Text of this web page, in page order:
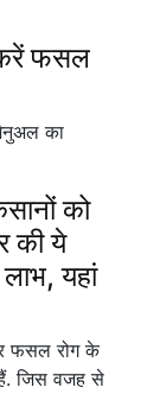
फसल
का
को
की ये
यहां
फसल रोग के
हैं. जिस वजह से